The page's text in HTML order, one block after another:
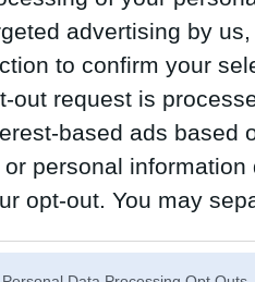
advertising by
to confirm your
out request is
based ads based
or personal
opt-out. You may